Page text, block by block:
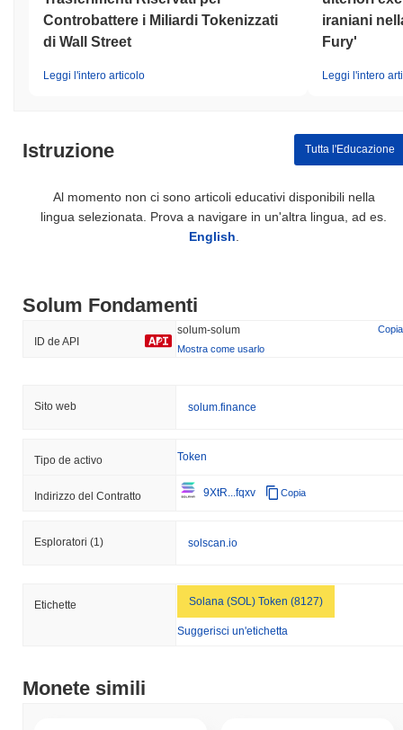
Controbattere i Miliardi Tokenizzati
di Wall Street
Leggi l'intero articolo
iraniani
Fury'
Leggi l'intero
Istruzione Tutta l'Educazione
Al momento non ci sono articoli educativi disponibili nella
lingua selezionata. Prova a navigare in un'altra lingua, ad es.
English
Solum Fondamenti
ID de API
solum-solum
Copia
Mostra come usarlo
Sito web solum.finance
Tipo de activo Token
Indirizzo del Contratto 9XtR...fqxv Copia
Esploratori (1) solscan.io
Etichette Solana (SOL) Token (8127)
Suggerisci un'etichetta
Monete simili